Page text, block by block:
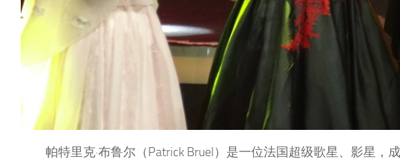
帕特里克·布鲁尔（Patrick Bruel）是一位法国超级歌星、影星